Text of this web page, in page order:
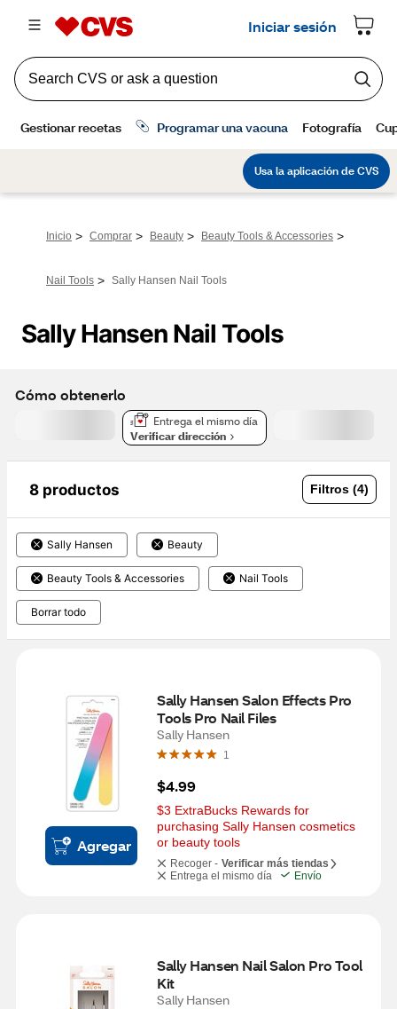
Inicio > Comprar > Beauty > Beauty Tools & Accessories >
Nail Tools > Sally Hansen Nail Tools
Sally Hansen Nail Tools
Cómo obtenerlo
Entrega el mismo día
Verificar dirección
8 productos Filtros (4)
Sally Hansen Beauty
Beauty Tools & Accessories Nail Tools
Borrar todo
Agregar
Sally Hansen Salon Effects Pro
Tools Pro Nail Files
Sally Hansen
1
$4.99
$3 ExtraBucks Rewards for
purchasing Sally Hansen cosmetics
or beauty tools
Recoger - Verificar más tiendas
Entrega el mismo día
Envío
Sally Hansen Nail Salon Pro Tool
Kit
Sally Hansen